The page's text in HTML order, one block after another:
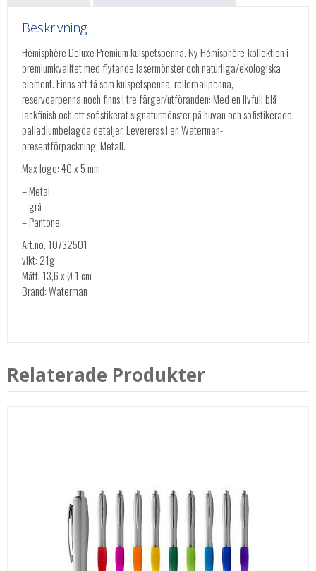
Beskrivning
Hémisphère Deluxe Premium kulspetspenna. Ny Hémisphère-kollektion i
premiumkvalitet med flytande lasermönster och naturliga/ekologiska
element. Finns att få som kulspetspenna, rollerballpenna,
reservoarpenna noch finns i tre färger/utföranden: Med en livfull blå
lackfinish och ett sofistikerat signaturmönster på huvan och sofistikerade
palladiumbelagda detaljer. Levereras i en Waterman-
presentförpackning. Metall.
Max logo: 40 x 5 mm
– Metal
– grå
– Pantone:
Art.no. 10732501
vikt: 21g
Mått: 13,6 x Ø 1 cm
Brand: Waterman
Relaterade Produkter